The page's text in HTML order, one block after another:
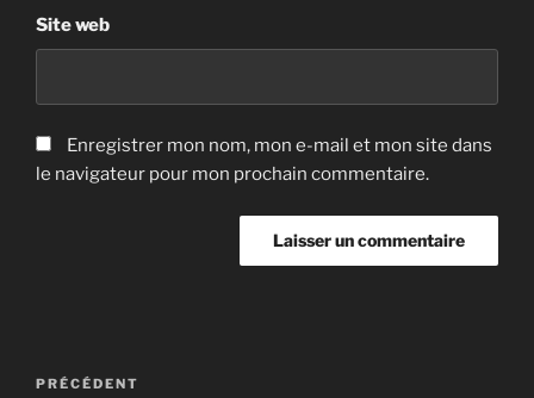
Site web
Enregistrer mon nom, mon e-mail et mon site dans
le navigateur pour mon prochain commentaire.
Navigation
Article
PRÉCÉDENT